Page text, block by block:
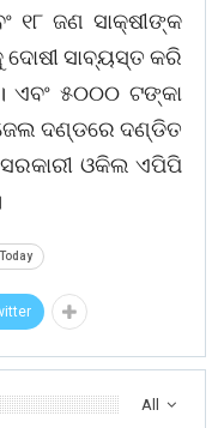
୧୮ ଜଣ ସାକ୍ଷୀଙ୍କ
ଦୋଷୀ ସାବ୍ୟସ୍ତ କରି
ଏବଂ ୫୦୦୦ ଟଙ୍କା
ଜେଲ ଦଣ୍ଡରେ ଦଣ୍ଡିତ
ଓକିଲ ଏପିପି
All